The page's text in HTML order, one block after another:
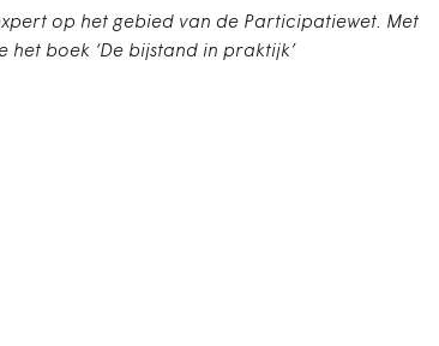
op het gebied van de Participatiewet. Met
boek ‘De bijstand in praktijk’